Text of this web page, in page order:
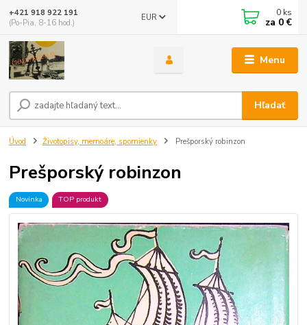
Menu
EUR
Hľadať
+421 918 922 191
(Po-Pia, 8-16 hod.)
0 ks
za 0 €
Úvod Životopisy, memoáre, spomienky Prešporský robinzon
Prešporský robinzon
Novinka TOP produkt